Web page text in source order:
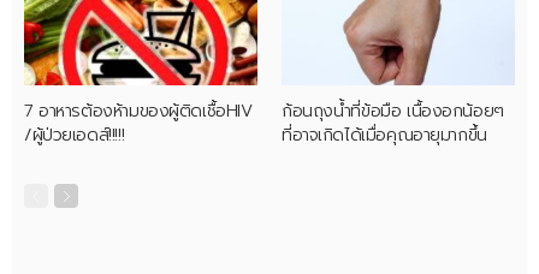
7 อาหารต้องห้ามของผู้ติดเชื้อHIV
/ผู้ป่วยเอดส์!!!!!
ก้อนถุงน้ำที่ข้อมือ เนื้องอกน้อยๆ
ที่อาจเกิดได้เมื่อคุณอายุมากขึ้น